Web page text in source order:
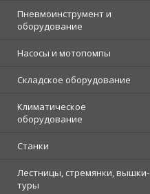
Пневмоинструмент и
оборудование
Насосы и мотопомпы
Складское оборудование
Климатическое
оборудование
Станки
Лестницы, стремянки, вышки-
туры